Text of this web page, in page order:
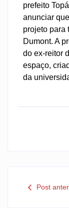
prefeito
anunciar
projeto para
Dumont. A
do ex-reitor
espaço,
da
Post